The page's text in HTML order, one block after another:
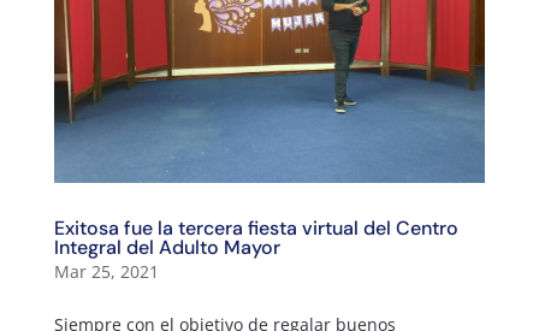
Exitosa fue la tercera fiesta virtual del Centro
Integral del Adulto Mayor
Mar 25, 2021
Siempre con el objetivo de regalar buenos